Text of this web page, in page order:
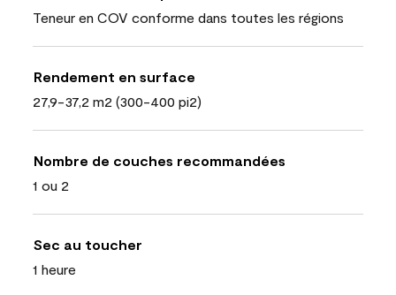
Teneur en COV conforme dans toutes les régions
Rendement en surface
27,9-37,2 m2 (300-400 pi2)
Nombre de couches recommandées
1 ou 2
Sec au toucher
1 heure